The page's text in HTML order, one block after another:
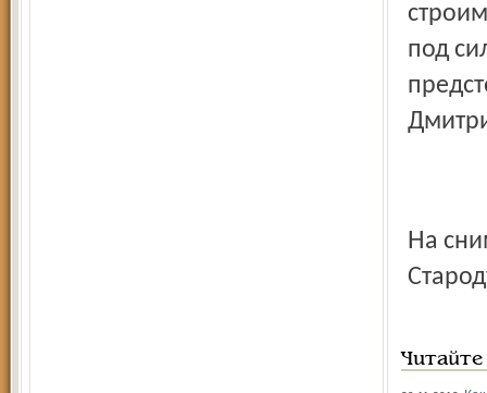
под
На снимке: народные депутаты СССР Василий и Дмитрий